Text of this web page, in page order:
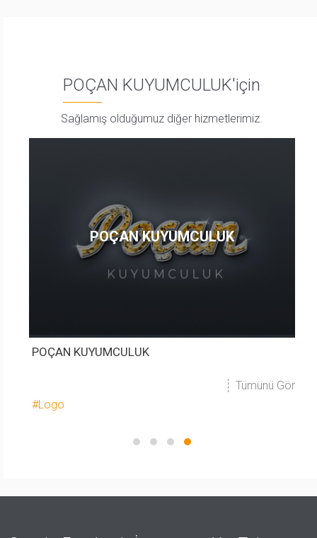
POÇAN KUYUMCULUK'için
Sağlamış olduğumuz diğer hizmetlerimiz.
POÇAN KUYUMCULUK
POÇAN KUYUMCULUK
Tümünü Gör
#Tanıtım Filmi